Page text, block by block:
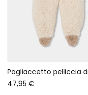
47,95 €